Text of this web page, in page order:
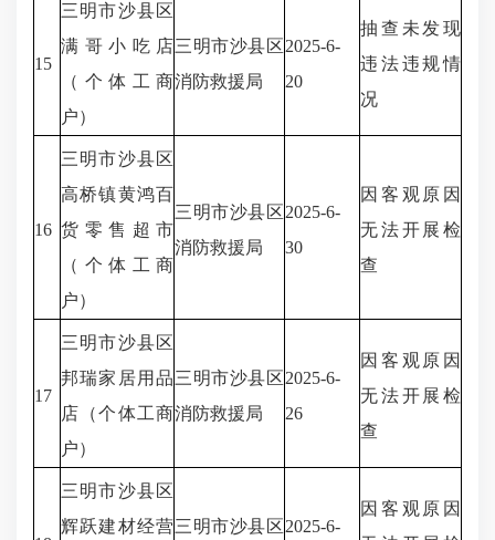
15
三明市沙县区
满哥小吃店
（个体工商
户）
三明市沙县区
消防救援局
2025-6-
20
抽查未发现
违法违规情
况
16
三明市沙县区
高桥镇黄鸿百
货零售超市
（个体工商
户）
三明市沙县区
消防救援局
2025-6-
30
因客观原因
无法开展检
查
17
三明市沙县区
邦瑞家居用品
店（个体工商
户）
三明市沙县区
消防救援局
2025-6-
26
因客观原因
无法开展检
查
三明市沙县区
辉跃建材经营三明市沙县区2025-6-
因客观原因